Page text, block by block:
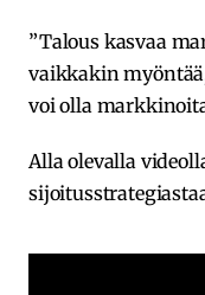
”Talous kasvaa
vaikkakin
voi olla
Alla olevalla